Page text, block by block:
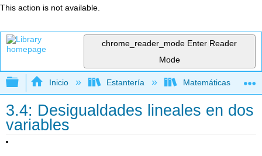
This action is not available.
chrome_reader_mode Enter Reader
Mode
Expandir/contraer jerarquía global
Inicio Estantería Matemáticas
3.4: Desigualdades lineales en dos
variables